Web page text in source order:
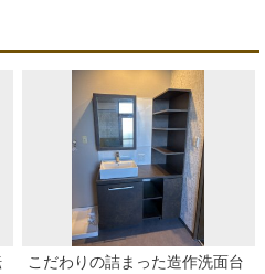
こだわりの詰まった造作洗面台